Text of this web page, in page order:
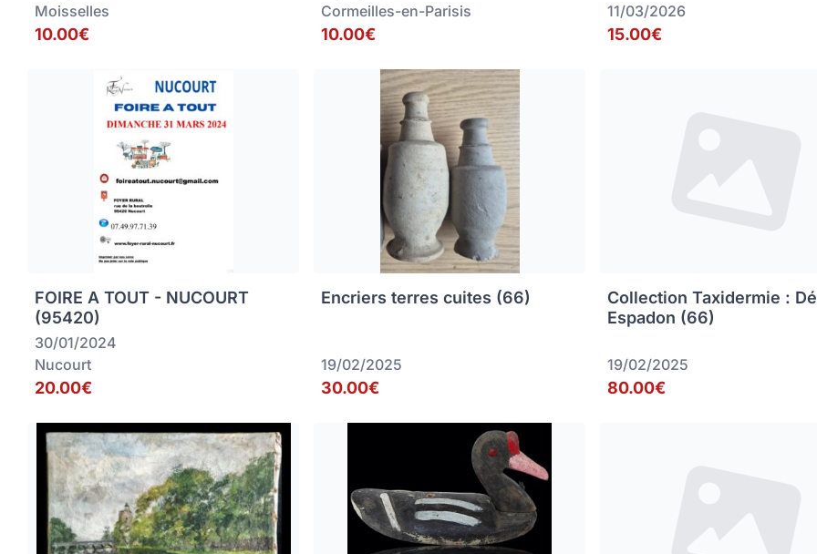
Moisselles
10.00€
Cormeilles-en-Parisis
10.00€
11/03/2026
15.00€
FOIRE A TOUT - NUCOURT
(95420)
30/01/2024
Nucourt
20.00€
Encriers terres cuites (66)
19/02/2025
30.00€
Collection Taxidermie :
Espadon (66)
19/02/2025
80.00€